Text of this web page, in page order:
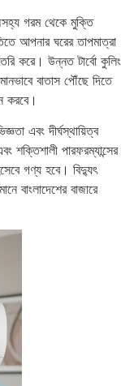
গরম থেকে মুক্তি
আপনার ঘরের তাপমাত্রা
করে। উন্নত টার্বো কুলিং
বাতাস পৌঁছে দিতে
করবে।
এবং দীর্ঘস্থায়িত্ব
শক্তিশালী পারফরম্যান্সের
গণ্য হবে। বিদ্যুৎ
বাংলাদেশের বাজারে